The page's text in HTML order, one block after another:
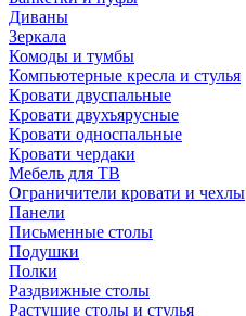
Диваны
Зеркала
Комоды и тумбы
Компьютерные кресла и стулья
Кровати двуспальные
Кровати двухъярусные
Кровати односпальные
Кровати чердаки
Мебель для ТВ
Ограничители кровати и чехлы
Панели
Письменные столы
Подушки
Полки
Раздвижные столы
Растущие столы и стулья